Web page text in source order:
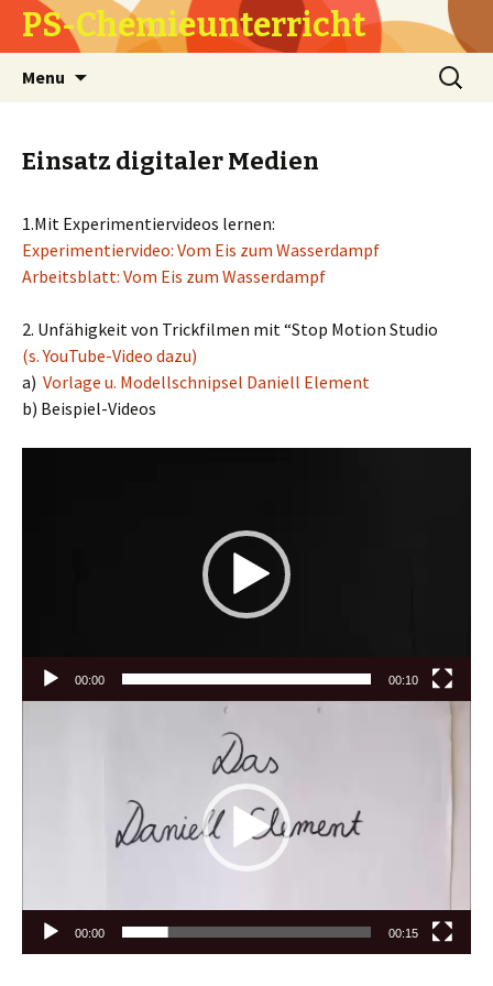
PS-Chemieunterricht
Menu
Search
for:
Einsatz digitaler Medien
1.Mit Experimentiervideos lernen:
Experimentiervideo: Vom Eis zum Wasserdampf
Arbeitsblatt: Vom Eis zum Wasserdampf
2. Unfähigkeit von Trickfilmen mit “Stop Motion Studio
(s. YouTube-Video dazu)
a) Vorlage u. Modellschnipsel Daniell Element
b) Beispiel-Videos
00:00 00:10
00:00 00:15